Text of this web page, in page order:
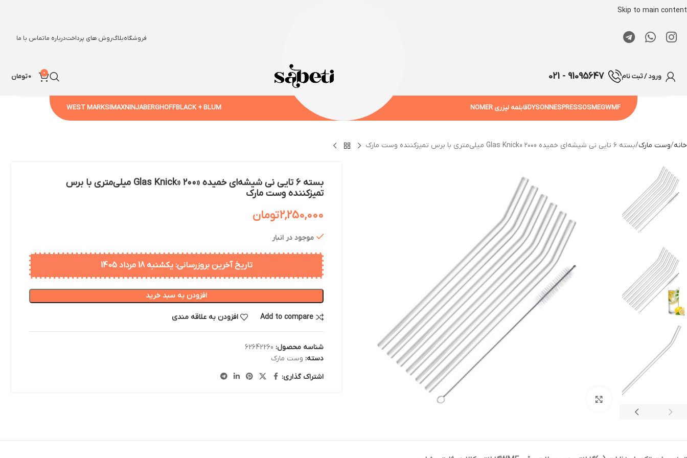
Skip to main content
فروشگاهبلاگروش های پرداختدرباره ماتماس با ما
ورود / ثبت نام 91095647 - 021
0
0تومان
WMF
SMEG
NESPRESSO
DYSONقابلمه لیزری NOMER BLACK + BLUM
BERGHOFF
NINJA
SIMAX
WEST MARK
خانه وست مارک بسته ۶ تایی نی شیشه‌ای خمیده «Glas Knick» ۲۰۰ میلی‌متری با برس تمیزکننده وست مارک
بسته ۶ تایی نی شیشه‌ای خمیده «Glas Knick» ۲۰۰ میلی‌متری با برس
تمیزکننده وست مارک
2,250,000تومان
موجود در انبار
تاریخ آخرین بروزرسانی: یکشنبه 18 مرداد 1405
افزودن به سبد خرید
Add to compare افزودن به علاقه مندی
شناسه محصول: 62642260
دسته: وست مارک
اشتراک گذاری: